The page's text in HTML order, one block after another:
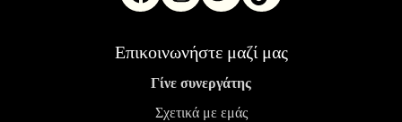
Επικοινωνήστε μαζί μας
Γίνε συνεργάτης
Σχετικά με εμάς